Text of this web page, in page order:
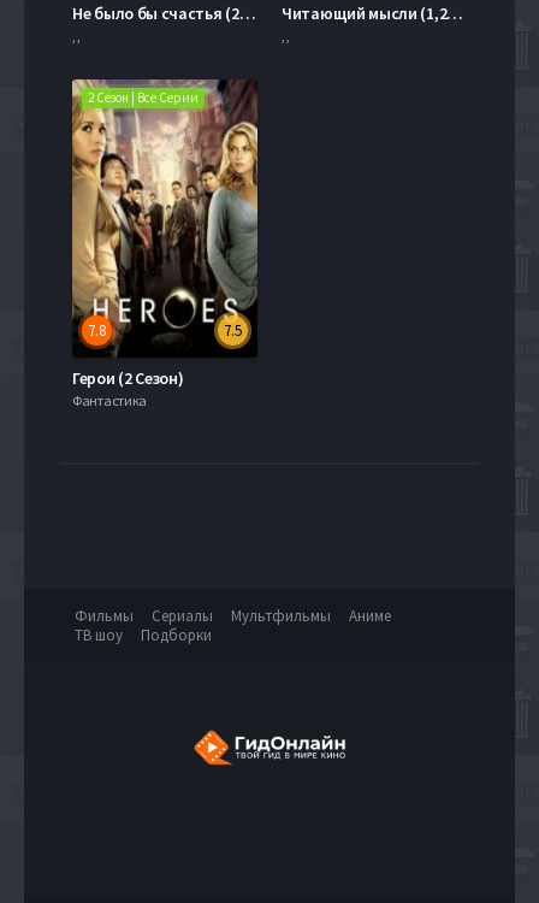
Не было бы счастья (2014) 2 сезон Читающий мысли (1,2,3,4,5 Сезон)
2 Сезон | Все Серии
7.5
7.8
Герои (2 Сезон)
Фантастика
Фильмы Сериалы Мультфильмы
Аниме
ТВ шоу
Подборки